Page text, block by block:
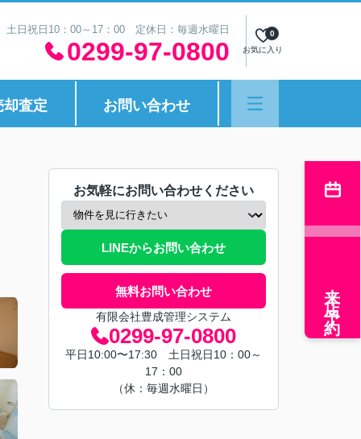
日祝日10：00～17：00 定休日：毎週水曜日
0299-97-0800 お気に入り
0
却査定 お問い合わせ
お気軽にお問い合わせください
LINEからお問い合わせ
無料お問い合わせ
有限会社豊成管理システム
0299-97-0800
平日10:00〜17:30 土日祝日10：00～
17：00
（休：毎週水曜日）
来店予約